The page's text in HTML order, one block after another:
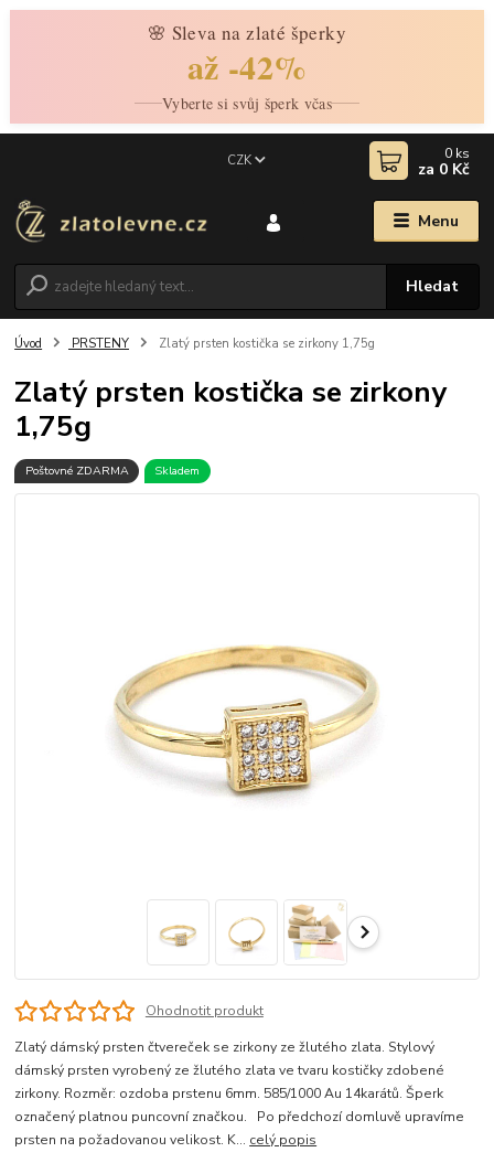
🌸 Sleva na zlaté šperky
až -42%
Vyberte si svůj šperk včas
Menu
CZK
Hledat
0 ks
za 0 Kč
Úvod PRSTENY Zlatý prsten kostička se zirkony 1,75g
Zlatý prsten kostička se zirkony
1,75g
Poštovné ZDARMA Skladem
Ohodnotit produkt
Zlatý dámský prsten čtvereček se zirkony ze žlutého zlata. Stylový
dámský prsten vyrobený ze žlutého zlata ve tvaru kostičky zdobené
zirkony. Rozměr: ozdoba prstenu 6mm. 585/1000 Au 14karátů. Šperk
označený platnou puncovní značkou. Po předchozí domluvě upravíme
prsten na požadovanou velikost. K... celý popis